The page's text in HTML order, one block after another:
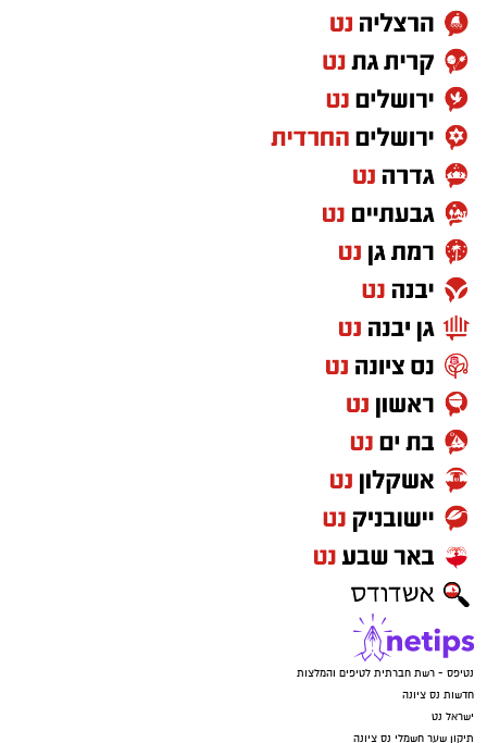
נטיפס - רשת חברתית לטיפים והמלצות
חדשות נס ציונה
ישראל נט
תיקון שער חשמלי נס ציונה